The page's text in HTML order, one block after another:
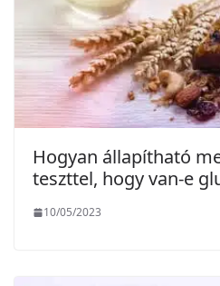
Hogyan állapítható
teszttel, hogy van-e
10/05/2023